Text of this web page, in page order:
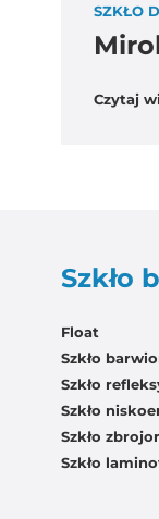
SZKŁO
Czytaj
Szkło
Float
Szkło
Szkło
Szkło
Szkło
Szkło